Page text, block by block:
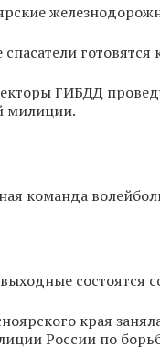
спасатели
ГИБДД
милиции.
команда
состоятся
края
России по